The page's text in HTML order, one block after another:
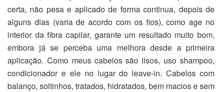
certa, não pesa e aplicado de forma continua, depois de
alguns dias (varia de acordo com os fios), como age no
interior da fibra capilar, garante um resultado muito bom,
embora já se perceba uma melhora desde a primeira
aplicação. Como meus cabelos são lisos, uso shampoo,
condicionador e ele no lugar do leave-in. Cabelos com
balanço, soltinhos, tratados, hidratados, bem macios e sem